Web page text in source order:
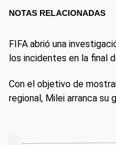
NOTAS RELACIONADAS
FIFA abrió una
los incidentes en la final
Con el objetivo de
regional, Milei arranca su